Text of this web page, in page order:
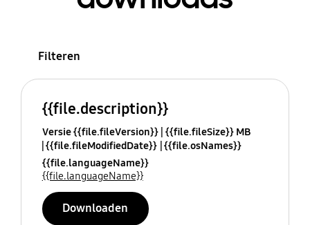
Filteren
{{file.description}}
Versie {{file.fileVersion}} {{file.fileSize}} MB
{{file.fileModifiedDate}} {{file.osNames}}
{{file.languageName}}
{{file.languageName}}
Downloaden